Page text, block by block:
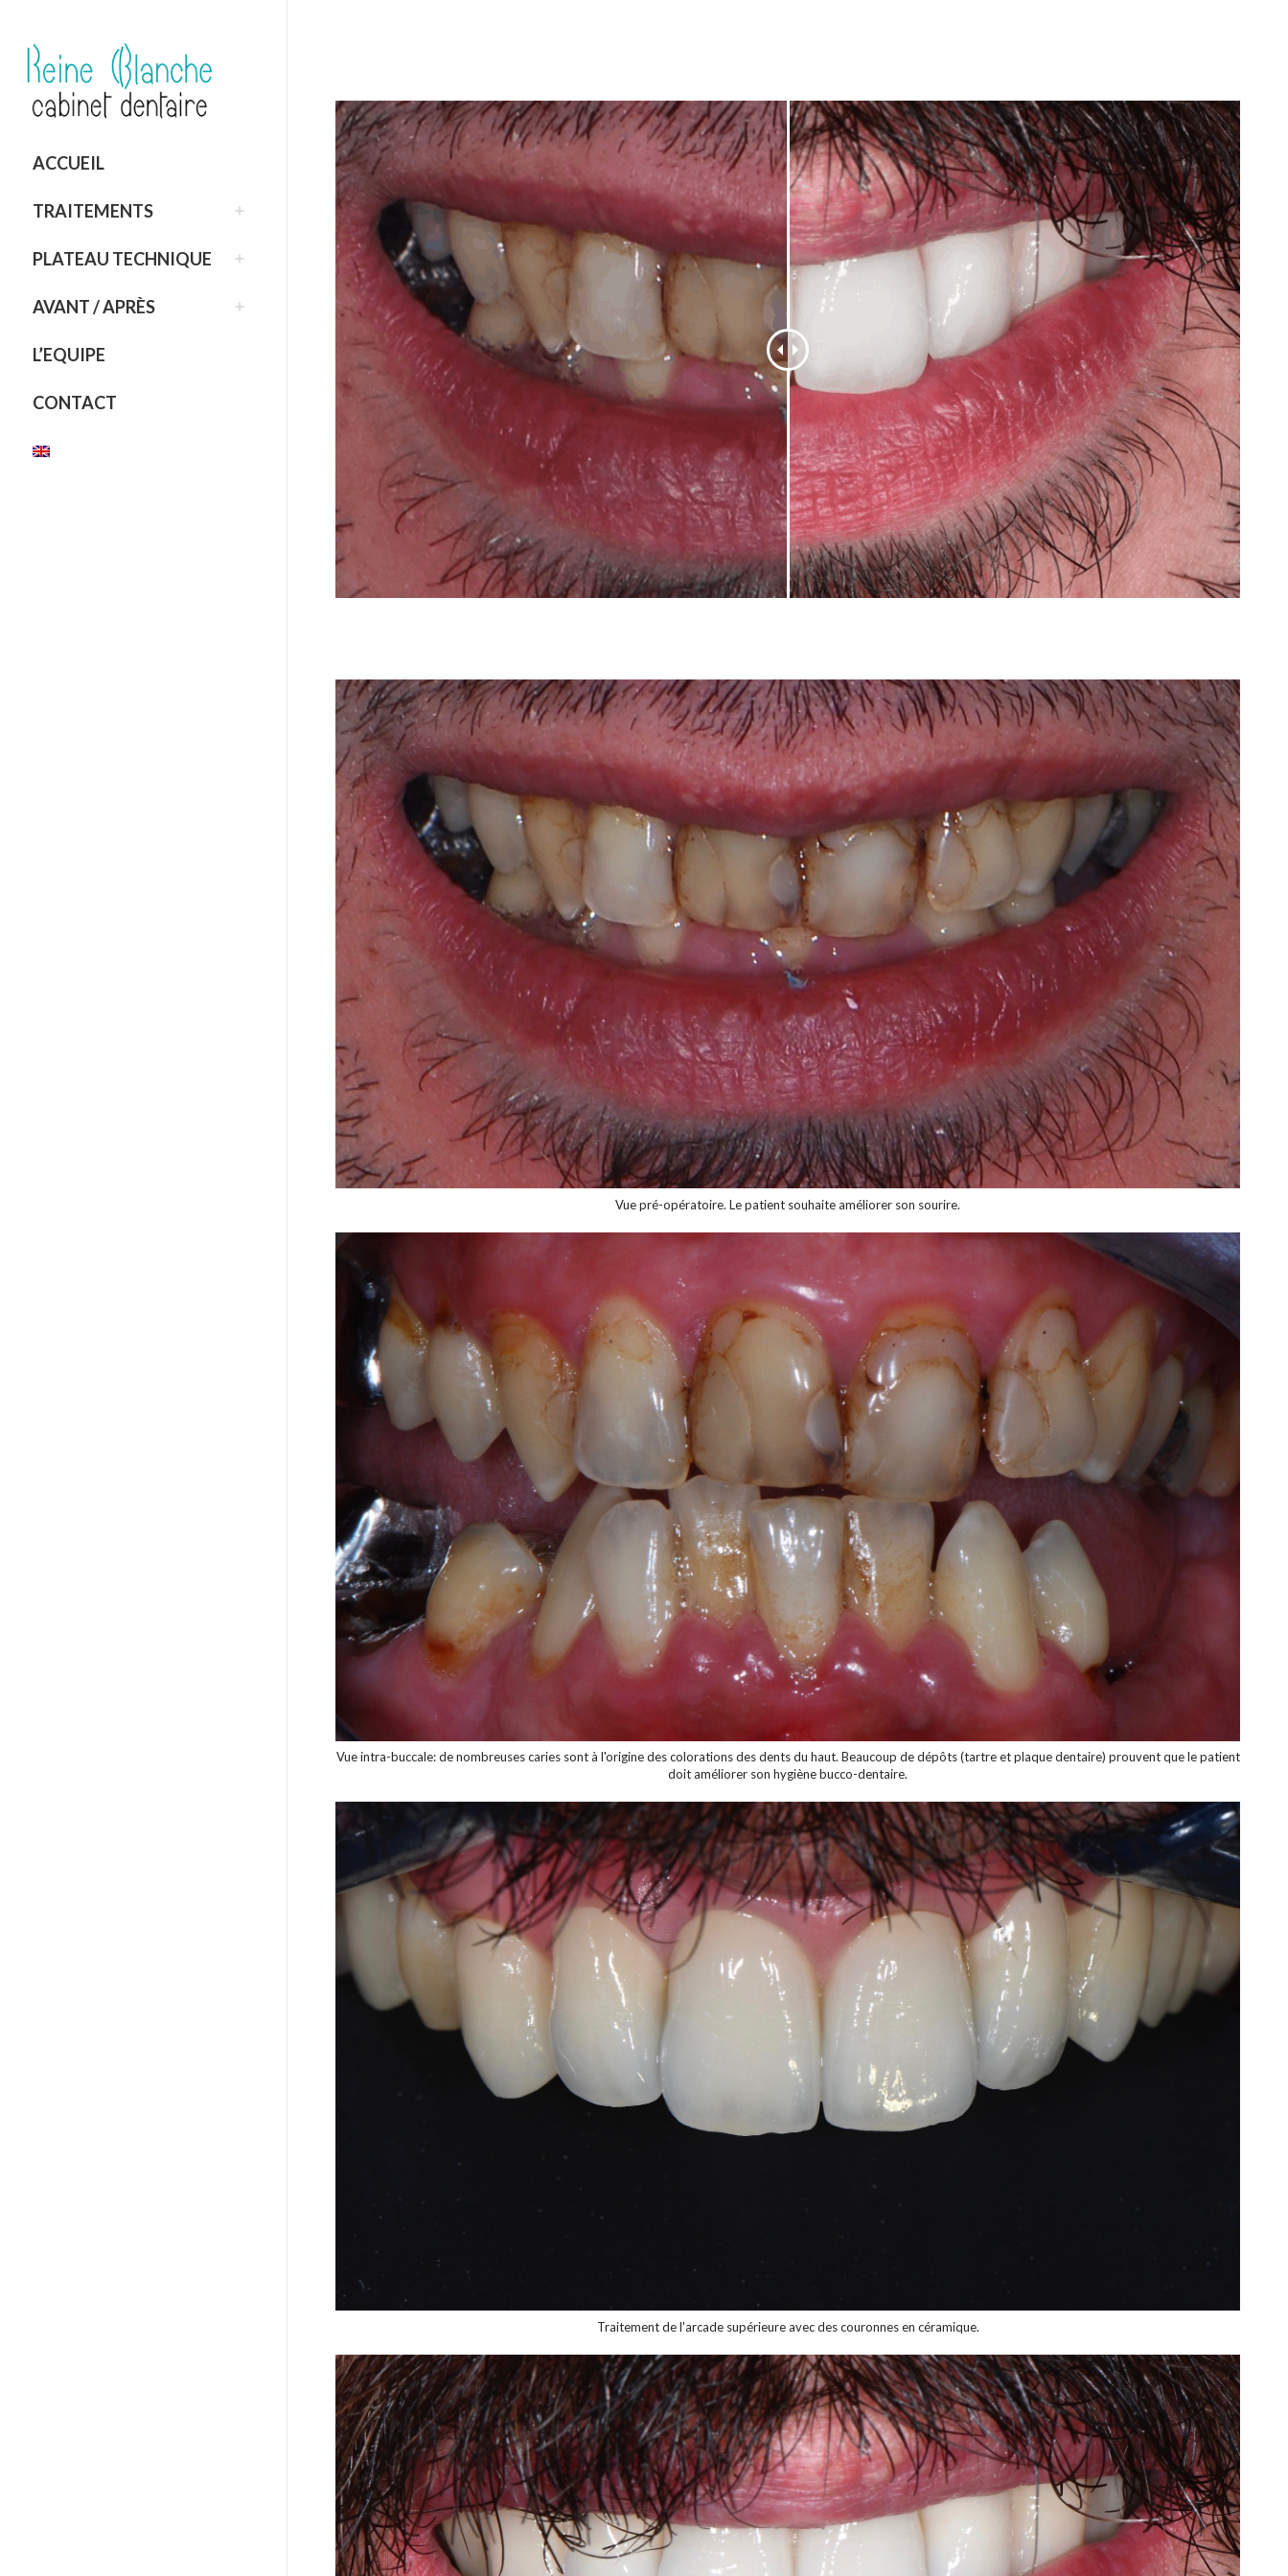
ACCUEIL
TRAITEMENTS
PLATEAU TECHNIQUE
AVANT / APRÈS
L’EQUIPE
CONTACT
Vue pré-opératoire. Le patient souhaite améliorer son sourire.
Vue intra-buccale: de nombreuses caries sont à l'origine des colorations des dents du haut. Beaucoup de dépôts (tartre et plaque dentaire) prouvent que le patient
doit améliorer son hygiène bucco-dentaire.
Traitement de l'arcade supérieure avec des couronnes en céramique.